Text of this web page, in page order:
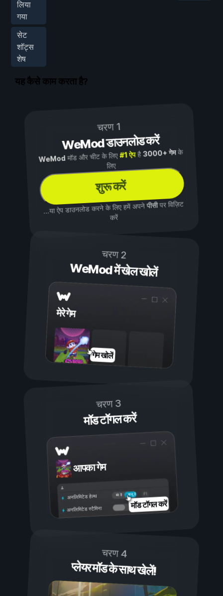
लिया
गया
सेट
शॉट्स
शेष
यह कैसे काम करता है?
चरण 1
WeMod डाउनलोड करें
WeMod मॉड और चीट के लिए#1 ऐपहै3000+ गेमके
लिए
शुरू करें
...या ऐप डाउनलोड करने के लिए हमें अपनेपीसीपर विज़िट
करें
चरण 2
WeMod में खेल खोलें
मेरे गेम
गेम खोलें
चरण 3
मॉड टॉगल करें
आपका गेम
चालू है
बंद है
अनलिमिटेड हेल्थ
अनलिमिटेड स्टैमिना मॉड टॉगल करें
चरण 4
प्लेयर मॉड के साथ खेलें!